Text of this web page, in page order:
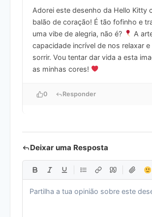
Adorei este desenho da Hello Kitty
balão de coração! É tão fofinho e
uma vibe de alegria, não é?
A
capacidade incrível de nos relaxar e
sorrir. Vou tentar dar vida a esta
as minhas cores!
0 Responder
Deixar uma Resposta